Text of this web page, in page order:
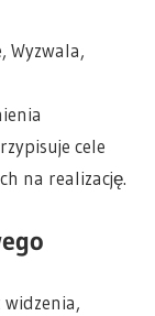
Wyzwala,
cele
na realizację.